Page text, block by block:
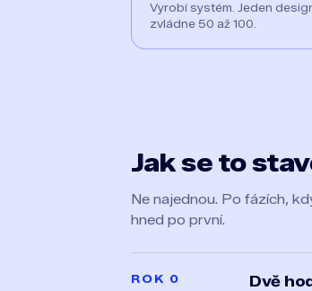
Vyrobí systém. Jeden
zvládne 50 až 100.
Jak se to
Ne najednou. Po fázích,
hned po první.
ROK 0 Dvě